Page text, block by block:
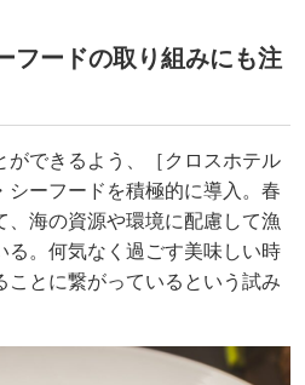
フードの取り組みにも注
ができるよう、［クロスホテル
シーフードを積極的に導入。春
、海の資源や環境に配慮して漁
る。何気なく過ごす美味しい時
ことに繋がっているという試み